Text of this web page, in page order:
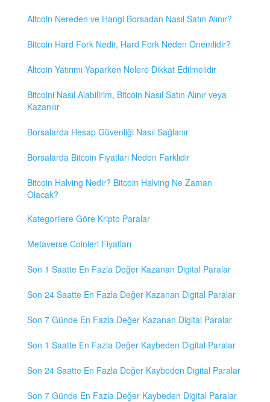
Altcoin Nereden ve Hangi Borsadan Nasıl Satın Alınır?
Bitcoin Hard Fork Nedir, Hard Fork Neden Önemlidir?
Altcoin Yatırımı Yaparken Nelere Dikkat Edilmelidir
Bitcoini Nasıl Alabilirim, Bitcoin Nasıl Satın Alınır veya
Kazanılır
Borsalarda Hesap Güvenliği Nasıl Sağlanır
Borsalarda Bitcoin Fiyatları Neden Farklıdır
Bitcoin Halving Nedir? Bitcoin Halving Ne Zaman
Olacak?
Kategorilere Göre Kripto Paralar
Metaverse Coinleri Fiyatları
Son 1 Saatte En Fazla Değer Kazanan Digital Paralar
Son 24 Saatte En Fazla Değer Kazanan Digital Paralar
Son 7 Günde En Fazla Değer Kazanan Digital Paralar
Son 1 Saatte En Fazla Değer Kaybeden Digital Paralar
Son 24 Saatte En Fazla Değer Kaybeden Digital Paralar
Son 7 Günde En Fazla Değer Kaybeden Digital Paralar